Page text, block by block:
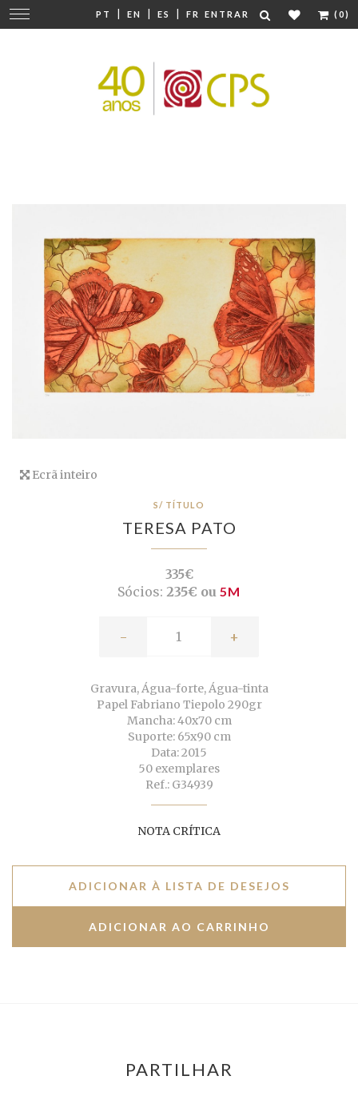
PT | EN | ES | FR ENTRAR (0)
Mudar
navegação
Ecrã inteiro
S/ TÍTULO
TERESA PATO
335€
Sócios: 235€ ou 5M
- +
Gravura, Água-forte, Água-tinta
Papel Fabriano Tiepolo 290gr
Mancha: 40x70 cm
Suporte: 65x90 cm
Data: 2015
50 exemplares
Ref.: G34939
NOTA CRÍTICA
ADICIONAR À LISTA DE DESEJOS
PARTILHAR